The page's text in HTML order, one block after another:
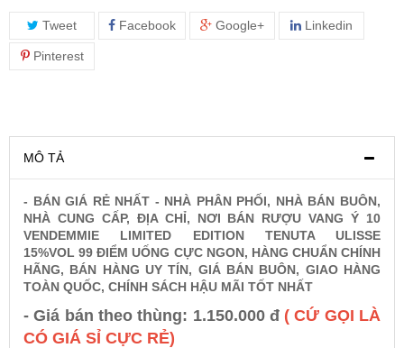
Vang Newzeland giá rẻ nhất
VANG CANADA ICEWINE
RƯỢU VANG NAM PHI
Rượu Vang BỒ ĐÀO NHA
RƯỢU VANG ROMANIA GIÁ CỰC RẺ
Tweet Facebook Google+ Linkedin
Pinterest
MÔ TẢ
- BÁN GIÁ RẺ NHẤT - NHÀ PHÂN PHỐI, NHÀ BÁN BUÔN,
NHÀ CUNG CẤP, ĐỊA CHỈ, NƠI BÁN RƯỢU VANG Ý 10
VENDEMMIE LIMITED EDITION TENUTA ULISSE
15%VOL 99 ĐIỂM UỐNG CỰC NGON, HÀNG CHUẨN CHÍNH
HÃNG, BÁN HÀNG UY TÍN, GIÁ BÁN BUÔN, GIAO HÀNG
TOÀN QUỐC, CHÍNH SÁCH HẬU MÃI TỐT NHẤT
- Giá bán theo thùng: 1.150.000 đ( CỨ GỌI LÀ
CÓ GIÁ SỈ CỰC RẺ)